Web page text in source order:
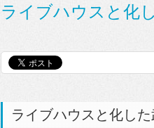
ライブハウスと化
ライブハウスと化し